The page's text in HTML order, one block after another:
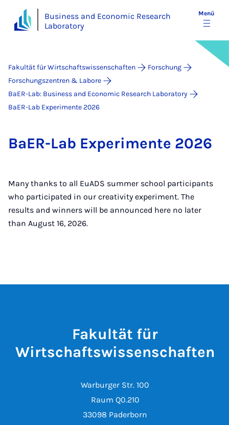
Business and Economic Research
Laboratory
Menü
Fakultät für Wirtschaftswissenschaften
Forschung
Forschungszentren & Labore
BaER-Lab: Business and Economic Research Laboratory
BaER-Lab Experimente 2026
Ba­ER-Lab Ex­pe­ri­men­te 2026
Many thanks to all EuADS summer school participants
who participated in our creativity experiment. The
results and winners will be announced here no later
than August 16, 2026.
Fakultät für
Wirtschaftswissenschaften
Warburger Str. 100
Raum Q0.210
33098 Paderborn